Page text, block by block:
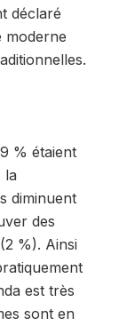
déclaré
moderne
% étaient
la
diminuent
des
%). Ainsi
est très
sont en